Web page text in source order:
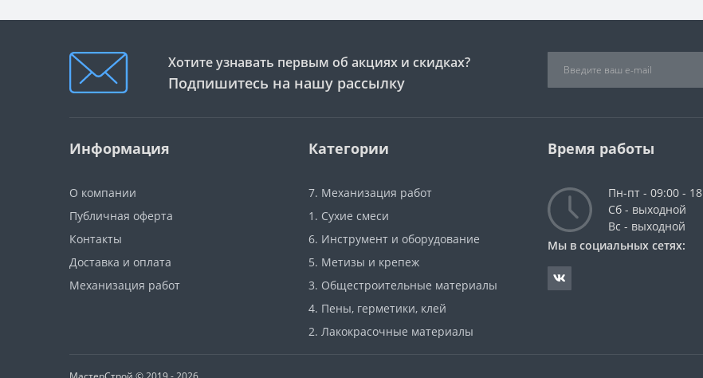
Хотите узнавать первым об акциях и скидках?
Подпишитесь на нашу рассылку
Информация
О компании
Публичная оферта
Контакты
Доставка и оплата
Механизация работ
Категории
7. Механизация работ
1. Сухие смеси
6. Инструмент и оборудование
5. Метизы и крепеж
3. Общестроительные материалы
4. Пены, герметики, клей
2. Лакокрасочные материалы
Время работы
Пн-пт - 09:00 -
Сб - выходной
Вс - выходной
Мы в социальных сетях: